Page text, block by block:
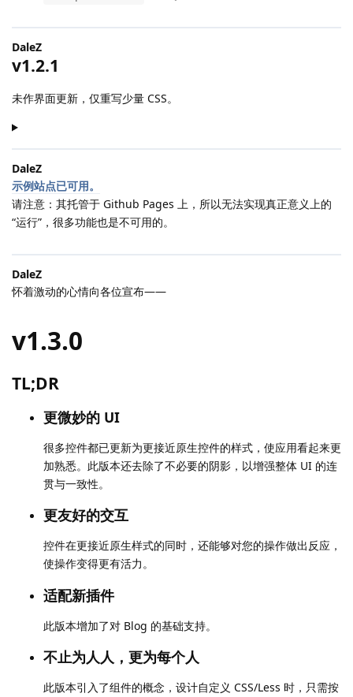
DaleZ
v1.2.1
未作界面更新，仅重写少量 CSS。
DaleZ
示例站点已可用。
请注意：其托管于 Github Pages 上，所以无法实现真正意义上的
“运行”，很多功能也是不可用的。
DaleZ
怀着激动的心情向各位宣布——
v1.3.0
TL;DR
更微妙的 UI
很多控件都已更新为更接近原生控件的样式，使应用看起来更
加熟悉。此版本还去除了不必要的阴影，以增强整体 UI 的连
贯与一致性。
更友好的交互
控件在更接近原生样式的同时，还能够对您的操作做出反应，
使操作变得更有活力。
适配新插件
此版本增加了对 Blog 的基础支持。
不止为人人，更为每个人
此版本引入了组件的概念，设计自定义 CSS/Less 时，只需按